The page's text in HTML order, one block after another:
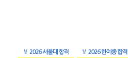
🏅 2026 서울대 합격 🏅 2026 한예종 합격